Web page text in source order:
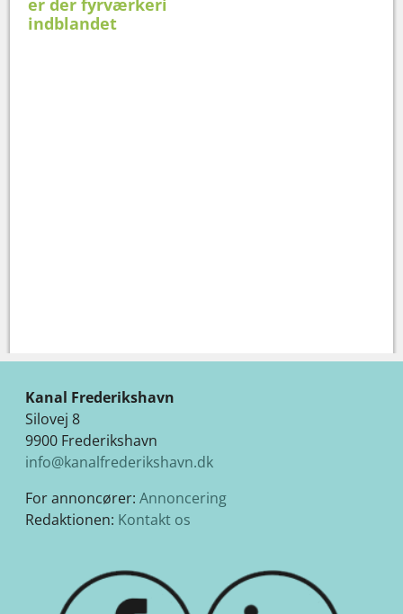
indblandet
Kanal Frederikshavn
Silovej 8
9900 Frederikshavn
info@kanalfrederikshavn.dk
For annoncører: Annoncering
Redaktionen: Kontakt os